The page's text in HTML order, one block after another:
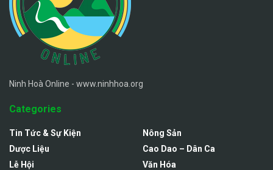
Ninh Hoà Online - www.ninhhoa.org
Categories
Tin Tức & Sự Kiện
Dược Liệu
Lễ Hội
Nông Sản
Cao Dao – Dân Ca
Văn Hóa